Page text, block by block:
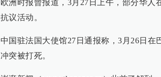
欧洲时报曾报道，3月27日上午，部分华人
抗议活动。
中国驻法国大使馆27日通报称，3月26日
冲突被打死。